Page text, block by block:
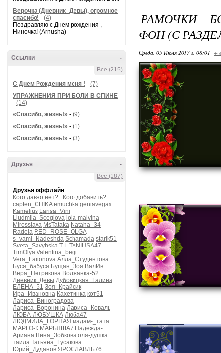
Верочка (Дневник_Девы), огромное
спасибо! - (4)
Поздравляю с Днем рождения ,
Ниночка! (Arnusha)
-
Ссылки
Все (215)
С Днем Рождения меня ! - (7)
УПРАЖНЕНИЯ ПРИ БОЛИ В СПИНЕ
- (14)
«Спасибо, жизнь!» - (9)
«Спасибо, жизнь!» - (1)
«Спасибо, жизнь!» - (3)
-
Друзья
Все (187)
Друзья оффлайн
Кого давно нет?
Кого добавить?
capten_CHIKA emuchka geniavegas
Kamelius Larisa_Vini
Liudmila_Sceglova lola-malvina
Mirosslava MsTataka Nataha_34
Radeia RED_ROSE_OLGA
s_vami_Nadeshda Schamada starik51
Sveta_Savyhska T-L TANIUSA47
TimOlya Valentina_begi
Vera_Larionova Алла_Студентова
Буся_бабуся Бущан_Зоя ВалИв
Вера_Петрикова Волжанка-52
Дневник_Девы Дубовицкая_Галина
ЕЛЕНА_51 Зоя_Крайсик
Ира_Ивановна Кахетинка кот51
Лариса_Виноградова
Лариса_Воронина Лариса_Коваль
ЛЮБА-ЛЮБУШКА Люба47
ЛЮДМИЛА_ГОРНАЯ мадам-_тата
МАРГО-К МАРЬЯША7 Надежда-
Ариана Нина_Зобкова оля-душка
таила Татьяна_Гусакова
Юрий_Дуданов ЯРОСЛАВЛЬ76
РАМОЧКИ
ФОН (С
Среда, 05 Июля 2017 г. 08:01 +